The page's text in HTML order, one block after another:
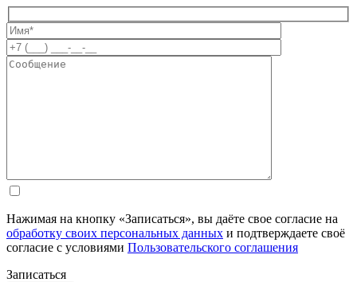
Нажимая на кнопку «Записаться», вы даёте свое согласие на
обработку своих персональных данных и подтверждаете своё
согласие с условиями Пользовательского соглашения
Записаться